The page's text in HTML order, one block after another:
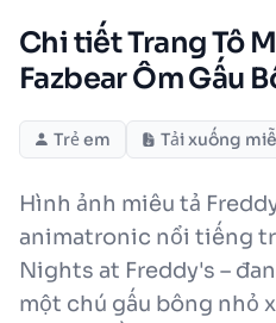
Chi tiết Trang Tô
Fazbear Ôm Gấu
Trẻ em Tải xuống
Hình ảnh miêu tả
animatronic nổi tiếng
Nights at Freddy's –
một chú gấu bông nhỏ